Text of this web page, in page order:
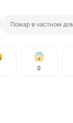
Пожар в частном
0